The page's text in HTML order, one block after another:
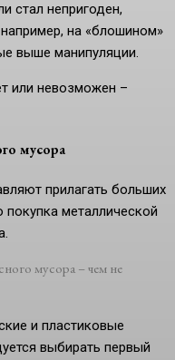
стал непригоден,
на «блошином»
выше манипуляции.
или невозможен –
мусора
прилагать больших
металлической
мусора – чем не
и пластиковые
выбирать первый